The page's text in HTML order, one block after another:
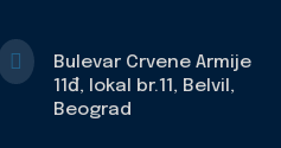

Bulevar Crvene Armije
11đ, lokal br.11, Belvil,
Beograd